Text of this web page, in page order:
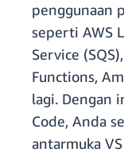
penggunaan
seperti AWS
Service
Functions,
lagi. Dengan
Code, Anda
antarmuka